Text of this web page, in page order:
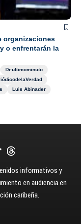
organizaciones
o enfrentarán la
Deultimominuto
Luis Abinader
informativos y
en audiencia en
caribeña.